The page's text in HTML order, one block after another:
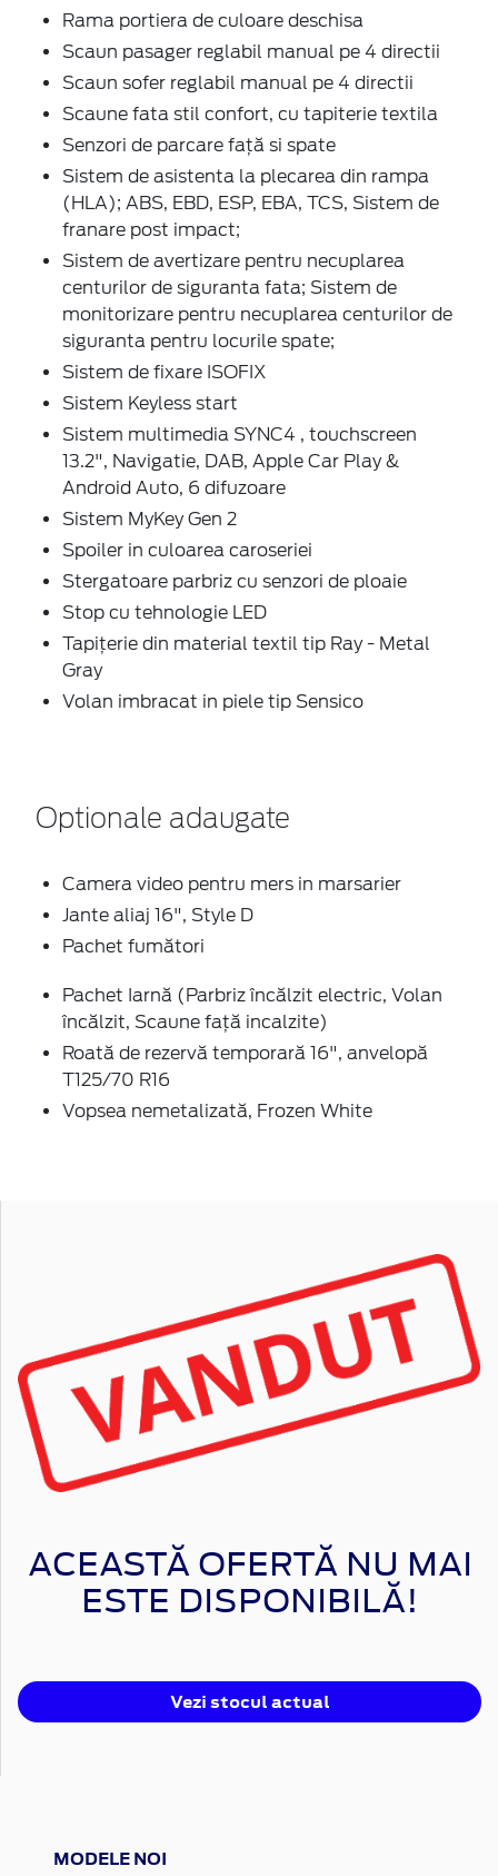
Rama portiera de culoare deschisa
Scaun pasager reglabil manual pe 4 directii
Scaun sofer reglabil manual pe 4 directii
Scaune fata stil confort, cu tapiterie textila
Senzori de parcare față si spate
Sistem de asistenta la plecarea din rampa
(HLA); ABS, EBD, ESP, EBA, TCS, Sistem de
franare post impact;
Sistem de avertizare pentru necuplarea
centurilor de siguranta fata; Sistem de
monitorizare pentru necuplarea centurilor de
siguranta pentru locurile spate;
Sistem de fixare ISOFIX
Sistem Keyless start
Sistem multimedia SYNC4 , touchscreen
13.2", Navigatie, DAB, Apple Car Play &
Android Auto, 6 difuzoare
Sistem MyKey Gen 2
Spoiler in culoarea caroseriei
Stergatoare parbriz cu senzori de ploaie
Stop cu tehnologie LED
Tapiţerie din material textil tip Ray - Metal
Gray
Volan imbracat in piele tip Sensico
Optionale adaugate
Camera video pentru mers in marsarier
Jante aliaj 16", Style D
Pachet fumători
Pachet Iarnă (Parbriz încălzit electric, Volan
încălzit, Scaune față incalzite)
Roată de rezervă temporară 16", anvelopă
T125/70 R16
Vopsea nemetalizată, Frozen White
ACEASTĂ OFERTĂ NU MAI
ESTE DISPONIBILĂ!
Vezi stocul actual
MODELE NOI